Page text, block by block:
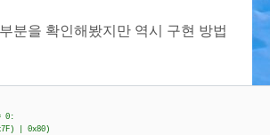
분을 확인해봤지만 역시 구현 방법
0:
| 0x80)